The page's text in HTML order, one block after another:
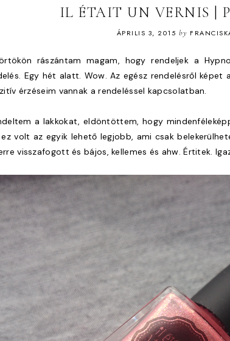
IL ÉTAIT UN VERNIS |
ÁPRILIS 3, 2015 by
rászántam magam, hogy rendeljek a
Egy hét alatt. Wow. Az egész rendelésről
érzéseim vannak a rendeléssel kapcsolatban.
a lakkokat, eldöntöttem, hogy
volt az egyik lehető legjobb, ami csak
visszafogott és bájos, kellemes és ahw. Értitek.